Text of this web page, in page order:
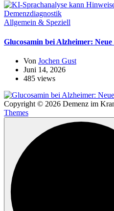
Allgemein & Speziell
Glucosamin bei Alzheimer:
Von Jochen Gust
Juni 14, 2026
485 views
Copyright © 2026 Demenz im
Themes